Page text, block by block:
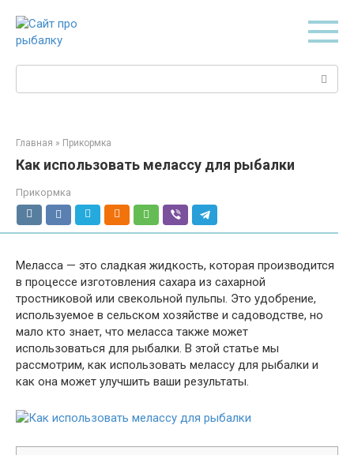
контенту
Поиск:
Главная » Прикормка
Как использовать мелассу для рыбалки
Прикормка
Меласса — это сладкая жидкость, которая производится
в процессе изготовления сахара из сахарной
тростниковой или свекольной пульпы. Это удобрение,
используемое в сельском хозяйстве и садоводстве, но
мало кто знает, что меласса также может
использоваться для рыбалки. В этой статье мы
рассмотрим, как использовать мелассу для рыбалки и
как она может улучшить ваши результаты.